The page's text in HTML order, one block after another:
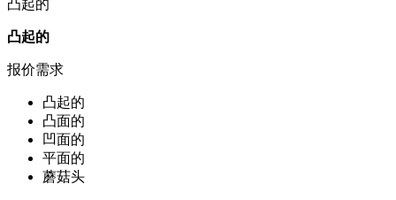
凸起的
凸起的
报价需求
凸起的
凸面的
凹面的
平面的
蘑菇头